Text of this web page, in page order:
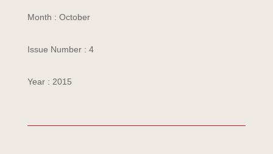
Month : October
Issue Number : 4
Year : 2015